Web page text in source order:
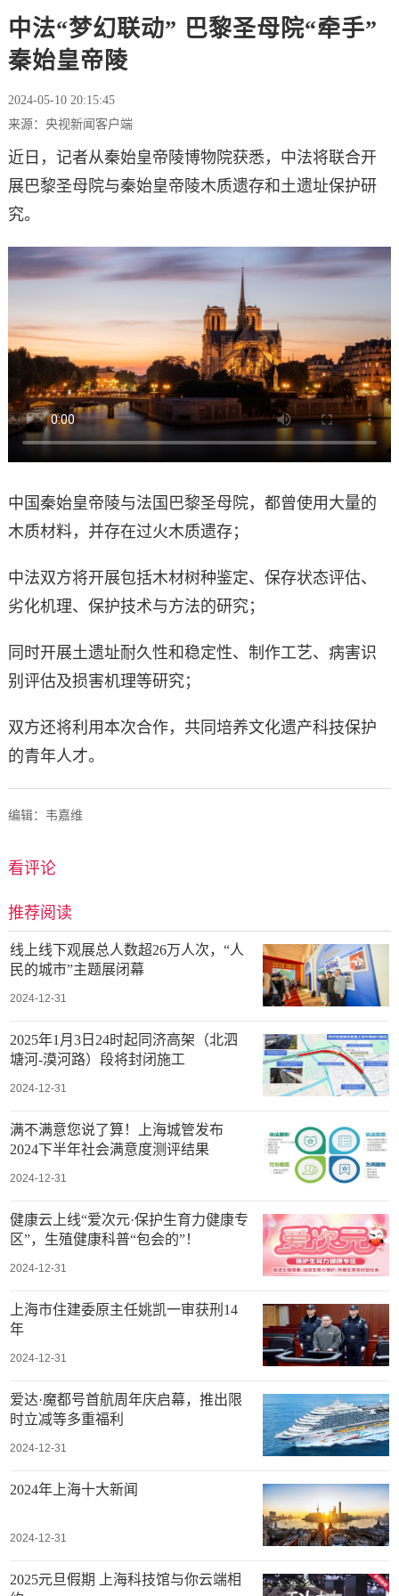
中法“梦幻联动” 巴黎圣母院“牵手”
秦始皇帝陵
2024-05-10 20:15:45
来源：央视新闻客户端
近日，记者从秦始皇帝陵博物院获悉，中法将联合开
展巴黎圣母院与秦始皇帝陵木质遗存和土遗址保护研
究。
中国秦始皇帝陵与法国巴黎圣母院，都曾使用大量的
木质材料，并存在过火木质遗存；
中法双方将开展包括木材树种鉴定、保存状态评估、
劣化机理、保护技术与方法的研究；
同时开展土遗址耐久性和稳定性、制作工艺、病害识
别评估及损害机理等研究；
双方还将利用本次合作，共同培养文化遗产科技保护
的青年人才。
编辑：韦嘉维
看评论
推荐阅读
线上线下观展总人数超26万人次，“人
民的城市”主题展闭幕
2024-12-31
2025年1月3日24时起同济高架（北泗
塘河-漠河路）段将封闭施工
2024-12-31
满不满意您说了算！上海城管发布
2024下半年社会满意度测评结果
2024-12-31
健康云上线“爱次元·保护生育力健康专
区”，生殖健康科普“包会的”！
2024-12-31
上海市住建委原主任姚凯一审获刑14
年
2024-12-31
爱达·魔都号首航周年庆启幕，推出限
时立减等多重福利
2024-12-31
2024年上海十大新闻
2024-12-31
2025元旦假期 上海科技馆与你云端相